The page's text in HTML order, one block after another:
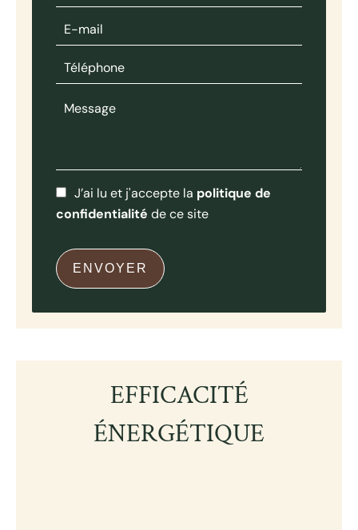
J’ai lu et j'accepte la politique de
confidentialité de ce site
ENVOYER
EFFICACITÉ
ÉNERGÉTIQUE